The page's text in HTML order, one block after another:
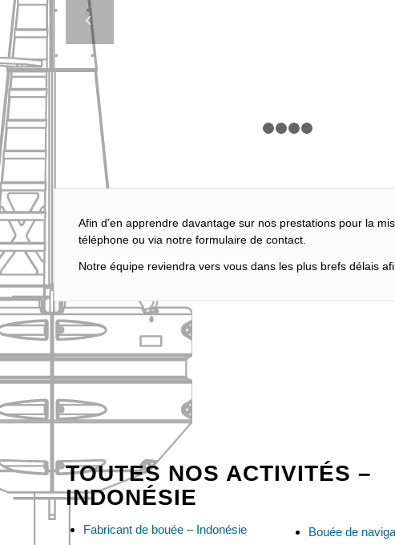
Afin d’en apprendre davantage sur nos prestations pour la
téléphone ou via notre formulaire de contact.
Notre équipe reviendra vers vous dans les plus brefs délais
TOUTES NOS ACTIVITÉS –
INDONÉSIE
Fabricant de bouée – Indonésie
Bouée de